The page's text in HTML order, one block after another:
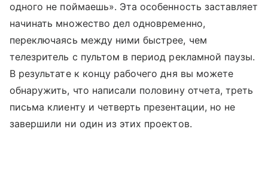
одного не поймаешь». Эта особенность заставляет
начинать множество дел одновременно,
переключаясь между ними быстрее, чем
телезритель с пультом в период рекламной паузы.
В результате к концу рабочего дня вы можете
обнаружить, что написали половину отчета, треть
письма клиенту и четверть презентации, но не
завершили ни один из этих проектов.